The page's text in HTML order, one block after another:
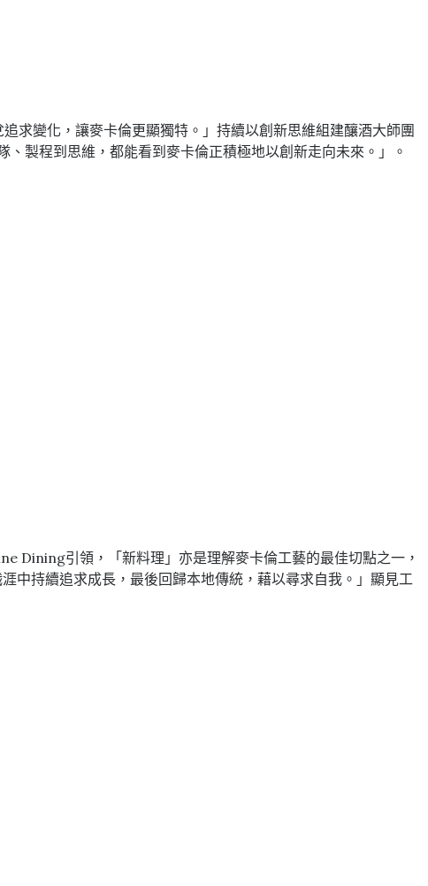
求變化，讓麥卡倫更顯獨特。」持續以創新思維組建釀酒大師團
製程到思維，都能看到麥卡倫正積極地以創新走向未來。」。
Dining引領，「新料理」亦是理解麥卡倫工藝的最佳切點之一，
中持續追求成長，最後回歸本地傳統，藉以尋求自我。」顯見工